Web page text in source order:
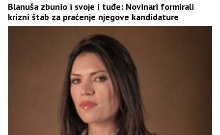
Blanuša zbunio i svoje i tuđe: Novinari formirali
krizni štab za praćenje njegove kandidature